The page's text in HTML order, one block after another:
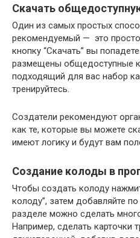
Скачать
Один из самых простых
рекомендуемый — это
кнопку “Скачать” вы
размещены общедоступные
подходящий для вас набор
тренируйтесь.
Создатели рекомендуют
как те, которые вы можете
имеют логику и будут вам
Создание колоды в
Чтобы создать колоду
колоду”, затем добавляйте
разделе можно сделать
Например, сделать карточки